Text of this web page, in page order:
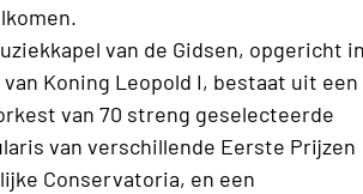
van de Gidsen, opgericht
van Koning Leopold I, bestaat uit een
van 70 streng geselecteerde
van verschillende Eerste Prijzen
Conservatoria, en een